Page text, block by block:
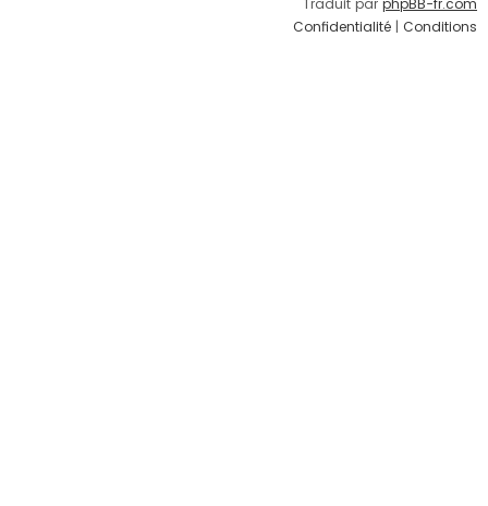
Confidentialité | Conditions